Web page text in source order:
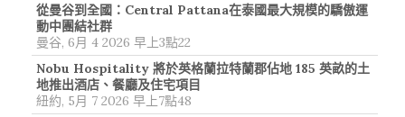
從曼谷到全國：Central Pattana在泰國最大規模的驕傲運
動中團結社群
曼谷, 6月 4 2026 早上3點22
Nobu Hospitality 將於英格蘭拉特蘭郡佔地 185 英畝的土
地推出酒店、餐廳及住宅項目
紐約, 5月 7 2026 早上7點48